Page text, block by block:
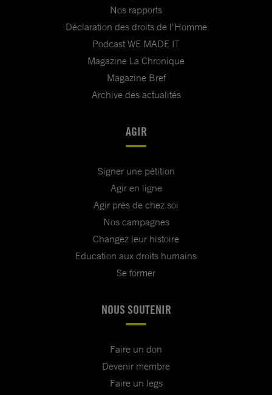
Nos rapports
Déclaration des droits de l'Homme
Podcast WE MADE IT
Magazine La Chronique
Magazine Bref
Archive des actualités
AGIR
Signer une pétition
Agir en ligne
Agir près de chez soi
Nos campagnes
Changez leur histoire
Education aux droits humains
Se former
NOUS SOUTENIR
Faire un don
Devenir membre
Faire un legs